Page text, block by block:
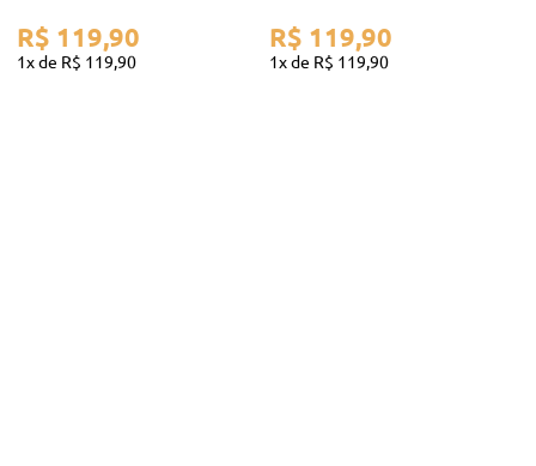
R$ 119,90
1 R$ 119,90
R$ 119,90
1 R$ 119,90